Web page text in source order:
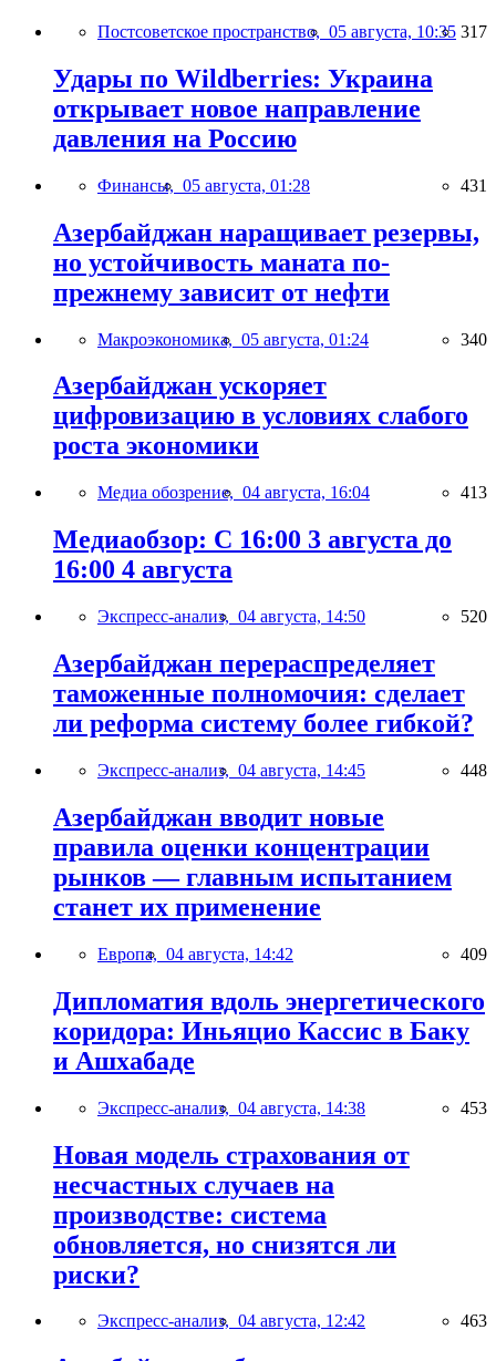
Постсоветское пространство, 05 августа, 10:35 317
Удары по Wildberries: Украина
открывает новое направление
давления на Россию
Финансы, 05 августа, 01:28 431
Азербайджан наращивает резервы,
но устойчивость маната по-
прежнему зависит от нефти
Макроэкономика, 05 августа, 01:24 340
Азербайджан ускоряет
цифровизацию в условиях слабого
роста экономики
Медиа обозрение, 04 августа, 16:04 413
Медиаобзор: С 16:00 3 августа до
16:00 4 августа
Экспресс-анализ, 04 августа, 14:50 520
Азербайджан перераспределяет
таможенные полномочия: сделает
ли реформа систему более гибкой?
Экспресс-анализ, 04 августа, 14:45 448
Азербайджан вводит новые
правила оценки концентрации
рынков — главным испытанием
станет их применение
Европа, 04 августа, 14:42 409
Дипломатия вдоль энергетического
коридора: Иньяцио Кассис в Баку
и Ашхабаде
Экспресс-анализ, 04 августа, 14:38 453
Новая модель страхования от
несчастных случаев на
производстве: система
обновляется, но снизятся ли
риски?
Экспресс-анализ, 04 августа, 12:42 463